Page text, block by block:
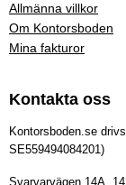
Allmänna villkor
Om Kontorsboden
Mina fakturor
Kontakta oss
Kontorsboden.se
SE559494084201)
Svarvarvägen 14A,